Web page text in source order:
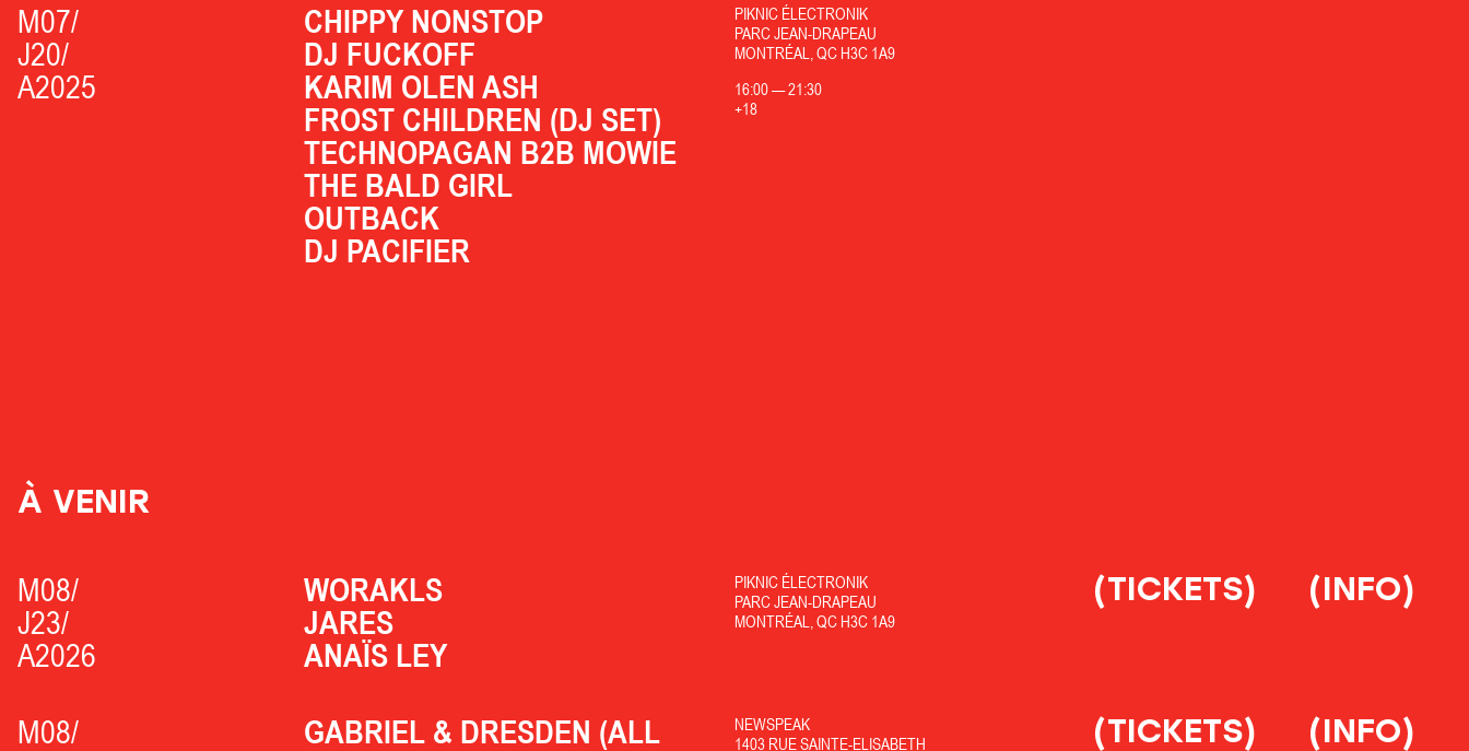
M07/
J20/
A2025
CHIPPY NONSTOP
DJ FUCKOFF
KARIM OLEN ASH
FROST CHILDREN (DJ SET)
TECHNOPAGAN B2B MOWIE
THE BALD GIRL
OUTBACK
DJ PACIFIER
PIKNIC ÉLECTRONIK
PARC JEAN-DRAPEAU
MONTRÉAL, QC H3C 1A9
16:00—21:30
+18
À VENIR
M08/
J23/
A2026
WORAKLS
JARES
ANAÏS LEY
PIKNIC ÉLECTRONIK
PARC JEAN-DRAPEAU
MONTRÉAL, QC H3C 1A9
(TICKETS) (INFO)
M08/
GABRIEL & DRESDEN (ALL
NEWSPEAK
1403 RUE SAINTE-ELISABETH
(TICKETS) (INFO)